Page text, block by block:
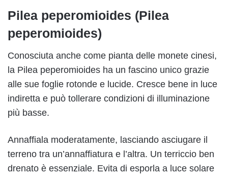
Pilea peperomioides (Pilea
peperomioides)
Conosciuta anche come pianta delle monete cinesi,
la Pilea peperomioides ha un fascino unico grazie
alle sue foglie rotonde e lucide. Cresce bene in luce
indiretta e può tollerare condizioni di illuminazione
più basse.
Annaffiala moderatamente, lasciando asciugare il
terreno tra un’annaffiatura e l’altra. Un terriccio ben
drenato è essenziale. Evita di esporla a luce solare